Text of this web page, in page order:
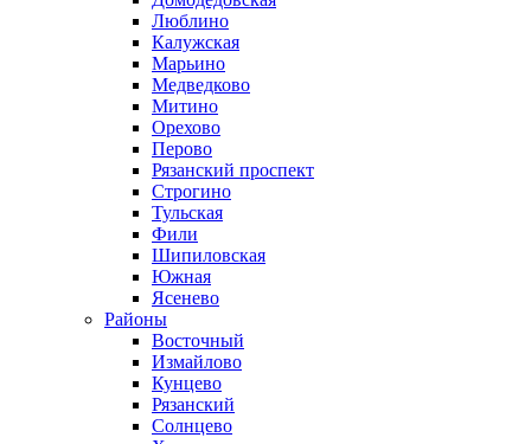
Люблино
Калужская
Марьино
Медведково
Митино
Орехово
Перово
Рязанский проспект
Строгино
Тульская
Фили
Шипиловская
Южная
Ясенево
Районы
Восточный
Измайлово
Кунцево
Рязанский
Солнцево